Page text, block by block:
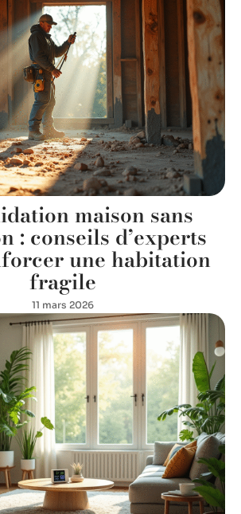
maison sans
: conseils d’experts
une habitation
fragile
11 mars 2026